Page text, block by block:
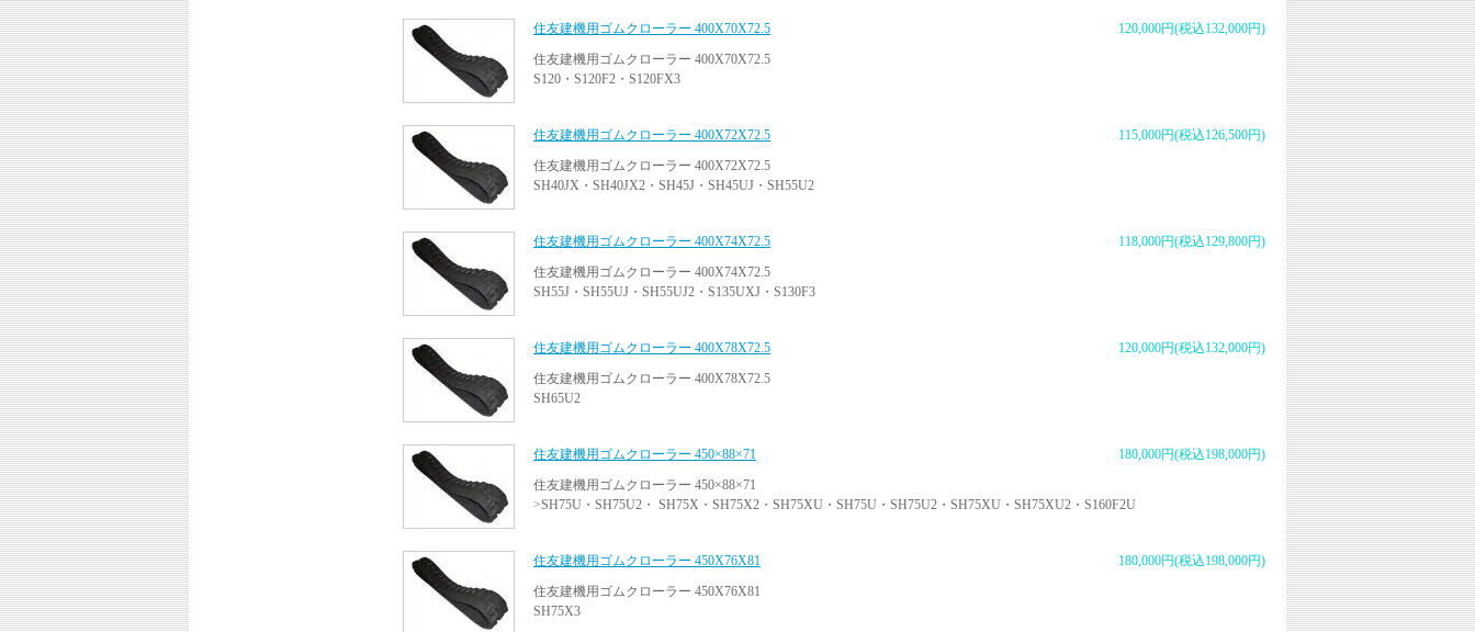
120,000円(税込132,000円)
住友建機用ゴムクローラー 400X70X72.5
住友建機用ゴムクローラー 400X70X72.5
S120・S120F2・S120FX3
115,000円(税込126,500円)
住友建機用ゴムクローラー 400X72X72.5
住友建機用ゴムクローラー 400X72X72.5
SH40JX・SH40JX2・SH45J・SH45UJ・SH55U2
118,000円(税込129,800円)
住友建機用ゴムクローラー 400X74X72.5
住友建機用ゴムクローラー 400X74X72.5
SH55J・SH55UJ・SH55UJ2・S135UXJ・S130F3
120,000円(税込132,000円)
住友建機用ゴムクローラー 400X78X72.5
住友建機用ゴムクローラー 400X78X72.5
SH65U2
180,000円(税込198,000円)
住友建機用ゴムクローラー 450×88×71
住友建機用ゴムクローラー 450×88×71
>SH75U・SH75U2・ SH75X・SH75X2・SH75XU・SH75U・SH75U2・SH75XU・SH75XU2・S160F2U
180,000円(税込198,000円)
住友建機用ゴムクローラー 450X76X81
住友建機用ゴムクローラー 450X76X81
SH75X3